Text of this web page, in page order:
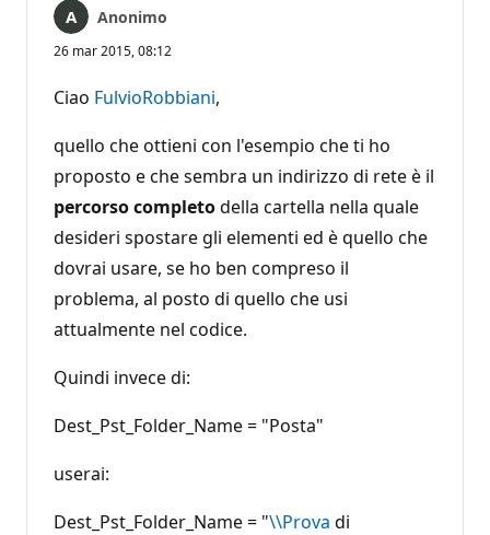
Anonimo
26 mar 2015, 08:12
Ciao FulvioRobbiani,
quello che ottieni con l'esempio che ti ho
proposto e che sembra un indirizzo di rete è il
percorso completodella cartella nella quale
desideri spostare gli elementi ed è quello che
dovrai usare, se ho ben compreso il
problema, al posto di quello che usi
attualmente nel codice.
Quindi invece di:
Dest_Pst_Folder_Name = "Posta"
userai:
Dest_Pst_Folder_Name = "\\Prova di